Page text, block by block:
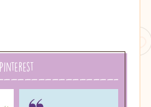
Pinterest